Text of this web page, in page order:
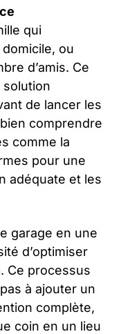
qui
ou
d’amis. Ce
solution
de lancer les
comprendre
comme la
pour une
adéquate et les
garage en une
d’optimiser
. Ce processus
à ajouter un
complète,
coin en un lieu